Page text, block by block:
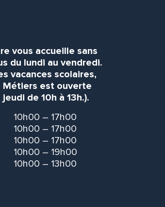
vous accueille sans
du lundi au vendredi.
vacances scolaires,
Métiers est ouverte
de 10h à 13h.).
10h00 – 17h00
10h00 – 17h00
10h00 – 17h00
10h00 – 19h00
10h00 – 13h00